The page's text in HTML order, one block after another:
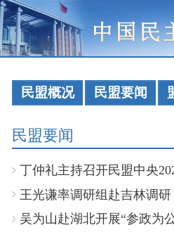
民盟概况 民盟要闻
民盟要闻
丁仲礼主持召开民盟中央
王光谦率调研组赴吉林调研
吴为山赴湖北开展“参政为